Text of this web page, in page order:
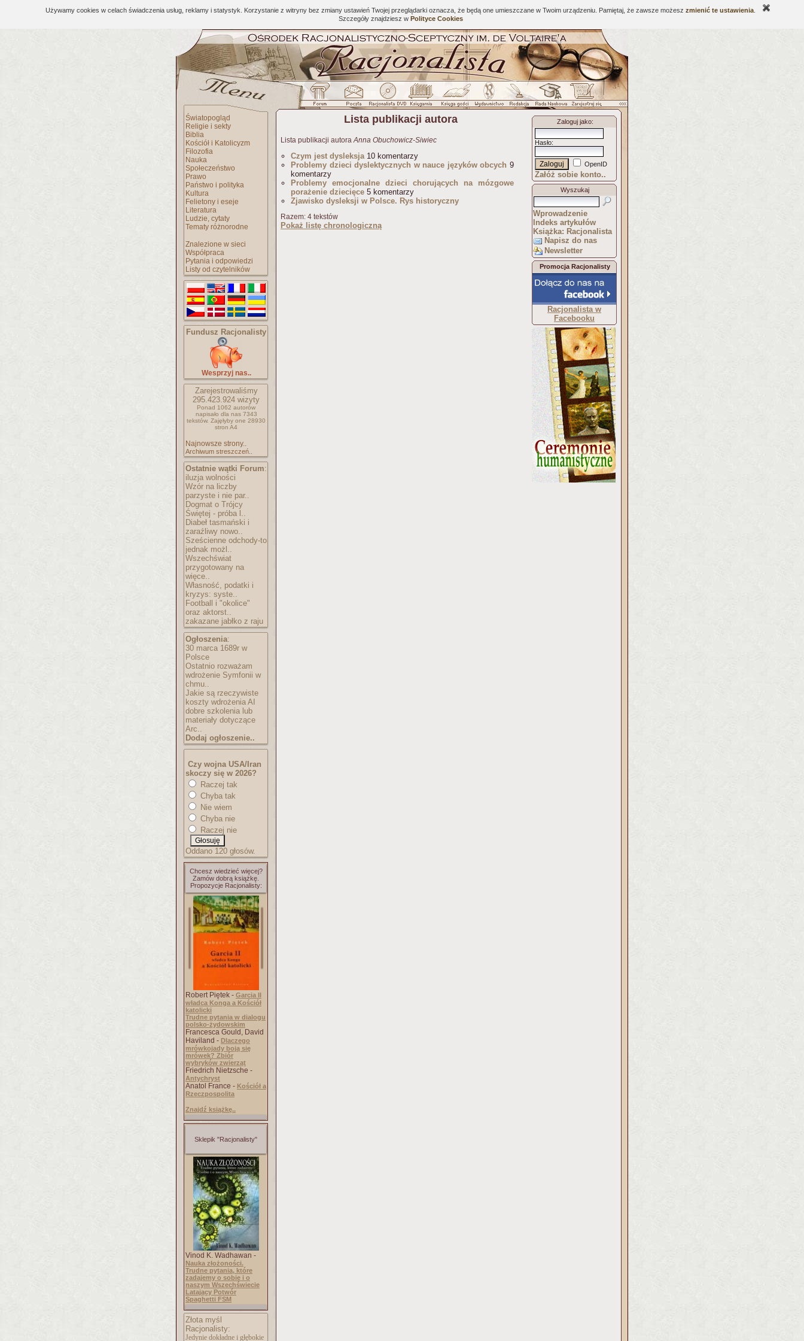
Używamy cookies w celach świadczenia usług, reklamy i statystyk. Korzystanie z witryny bez zmiany ustawień Twojej przeglądarki oznacza, że będą one umieszczane w Twoim urządzeniu. Pamiętaj, że zawsze możesz zmienić te ustawienia
Szczegóły znajdziesz w Polityce Cookies
Światopogląd
Religie i sekty
Biblia
Kościół i Katolicyzm
Filozofia
Nauka
Społeczeństwo
Prawo
Państwo i polityka
Kultura
Felietony i eseje
Literatura
Ludzie, cytaty
Tematy różnorodne
Znalezione w sieci
Współpraca
Pytania i odpowiedzi
Listy od czytelników
Fundusz Racjonalisty
Wesprzyj nas..
Zarejestrowaliśmy
295.423.924 wizyty
Ponad 1062 autorów
napisało dla nas 7343
tekstów. Zajęłyby one 28930
stron A4
Najnowsze strony..
Archiwum streszczeń..
Ostatnie wątki Forum:
iluzja wolności
Wzór na liczby
parzyste i nie par..
Dogmat o Trójcy
Świętej - próba l..
Diabeł tasmański i
zaraźliwy nowo..
Sześcienne odchody-to
jednak możl..
Wszechświat
przygotowany na
więce..
Własność, podatki i
kryzys: syste..
Football i "okolice"
oraz aktorst..
zakazane jabłko z raju
Ogłoszenia:
30 marca 1689r w
Polsce
Ostatnio rozważam
wdrożenie Symfonii w
chmu..
Jakie są rzeczywiste
koszty wdrożenia AI
dobre szkolenia lub
materiały dotyczące
Arc..
Dodaj ogłoszenie..
Czy wojna USA/Iran
skoczy się w 2026?
Raczej tak
Chyba tak
Nie wiem
Chyba nie
Raczej nie
Oddano 120 głosów.
Chcesz wiedzieć więcej?
Zamów dobrą książkę.
Propozycje Racjonalisty:
Robert Piętek - Garcia II
władca Konga a Kościół
katolicki
Trudne pytania w dialogu
polsko-żydowskim
Francesca Gould, David
Haviland - Dlaczego
mrówkojady boją się
mrówek? Zbiór
wybryków zwierząt
Friedrich Nietzsche -
Antychryst
Anatol France - Kościół a
Rzeczpospolita
Znajdź książkę..
Sklepik "Racjonalisty"
Vinod K. Wadhawan -
Nauka złożoności.
Trudne pytania, które
zadajemy o sobie i o
naszym Wszechświecie
Latający Potwór
Spaghetti FSM
Złota myśl
Racjonalisty:
Jedynie dokładne i głębokie
Lista publikacji autora
Lista publikacji autoraAnna Obuchowicz-Siwiec
Czym jest dysleksja10 komentarzy
Problemy dzieci dyslektycznych w nauce języków obcych 9
komentarzy
Problemy emocjonalne dzieci chorujących na mózgowe
porażenie dziecięce 5 komentarzy
Zjawisko dysleksji w Polsce. Rys historyczny
Razem: 4 tekstów
Pokaż listę chronologiczną
Zaloguj jako:
Hasło:
OpenID
Załóż sobie konto..
Wyszukaj
Wprowadzenie
Indeks artykułów
Książka: Racjonalista
Napisz do nas
Newsletter
Promocja Racjonalisty
Racjonalista w
Facebooku